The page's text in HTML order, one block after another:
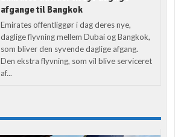
afgange til Bangkok
Emirates offentliggør i dag deres nye,
daglige flyvning mellem Dubai og Bangkok,
som bliver den syvende daglige afgang.
Den ekstra flyvning, som vil blive serviceret
af...